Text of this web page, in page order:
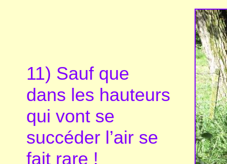
11) Sauf que
dans les hauteurs
qui vont se
succéder l’air se
fait rare !